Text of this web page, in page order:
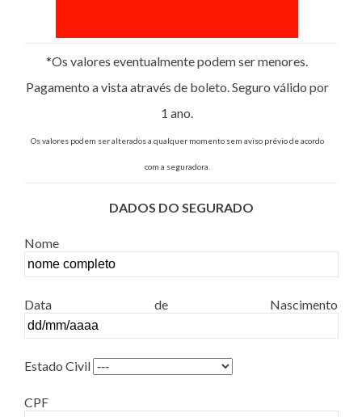
*Os valores eventualmente podem ser menores.
Pagamento a vista através de boleto. Seguro válido por
1 ano.
Os valores podem ser alterados a qualquer momento sem aviso prévio de acordo
com a seguradora.
DADOS DO SEGURADO
Nome
Data de Nascimento
Estado Civil
CPF